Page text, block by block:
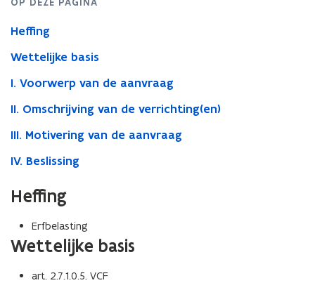
Heffing
Wettelijke basis
I. Voorwerp van de aanvraag
II. Omschrijving van de verrichting(en)
III. Motivering van de aanvraag
IV. Beslissing
Heffing
Erfbelasting
Wettelijke basis
art. 2.7.1.0.5. VCF